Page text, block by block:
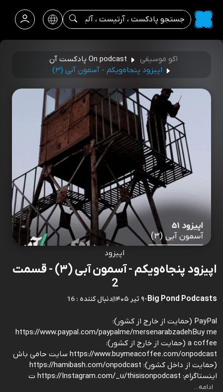
اکو موسیقی
On podcast پادکست آن
اپیزود پنجاه‌و‌یکم - آسمون آبی (۳)
اپیزود
اپیزود پنجاه‌و‌یکم - آسمون آبی (۳) - قسمت
2
Big Pond Podcasts
-۹ تیر ۱۴۰۵ |16 : دنبال کننده
PayPal (حمایت از خارج از کشور):
https://www.paypal.com/paypalme/mersenarabzadehBuy me
a coffee (حمایت از خارج از کشور):
https://www.buymeacoffee.com/onpodcast سایت حامی باش
(حمایت از داخل کشور): https://hamibash.com/onpodcast
اینستاگرام: https://Instagram.com/_u/thisisonpodcast ت
ادامه...